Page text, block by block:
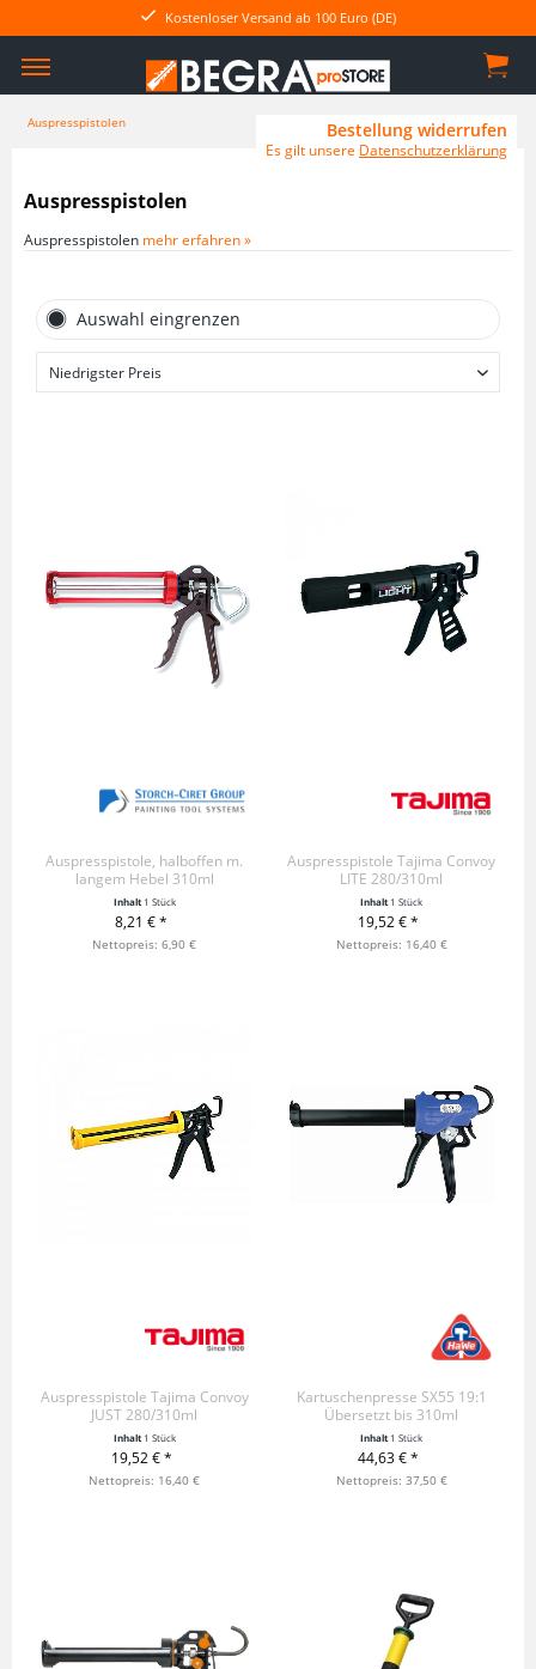
Kostenloser Versand ab 100 Euro (DE)
Auspresspistolen
Auspresspistolen
Auspresspistolen mehr erfahren »
Auswahl eingrenzen
Auspresspistole, halboffen m.
langem Hebel 310ml
Inhalt 1 Stück
8,21 € *
+ IN DEN WARENKORB
Nettopreis: 6,90 €
Auspresspistole Tajima Convoy
LITE 280/310ml
Inhalt 1 Stück
19,52 € *
+ IN DEN WARENKORB
Nettopreis: 16,40 €
Auspresspistole Tajima Convoy
JUST 280/310ml
Inhalt1 Stück
19,52 € *
+ IN DEN WARENKORB
Nettopreis: 16,40 €
Kartuschenpresse SX55 19:1
Übersetzt bis 310ml
Inhalt1 Stück
44,63 € *
+ IN DEN WARENKORB
Nettopreis: 37,50 €
Bestellung widerrufen
Es gilt unsere Datenschutzerklärung